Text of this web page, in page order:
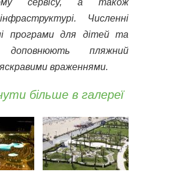
Численні
програми для дітей та
доповнюють пляжний
яскравими враженнями.
більше в галереї